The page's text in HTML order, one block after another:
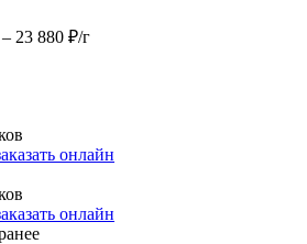
23 880 ₽/г
онлайн
онлайн